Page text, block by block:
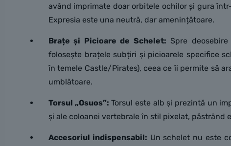
având imprimate doar orbitele ochilor și gura
Expresia este una neutră, dar amenințătoare.
Brațe și Picioare de Schelet: Spre
folosește brațele subțiri și picioarele specifice
în temele Castle/Pirates), ceea ce îi permite să
umblătoare.
Torsul „Osuos”: Torsul este alb și prezintă un
și ale coloanei vertebrale în stil pixelat, păstrând
Accesoriul indispensabil: Un schelet nu este